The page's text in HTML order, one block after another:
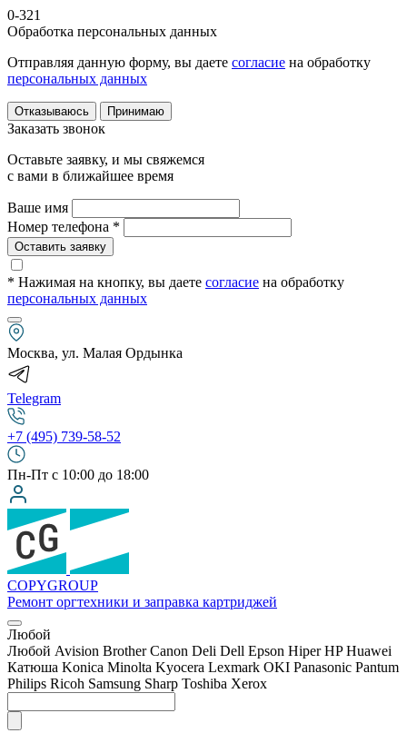
0-321
Обработка персональных данных
Отправляя данную форму, вы даете согласие на обработку
персональных данных
Отказываюсь Принимаю
Заказать звонок
Оставьте заявку, и мы свяжемся
с вами в ближайшее время
Ваше имя
Номер телефона *
Оставить заявку
* Нажимая на кнопку, вы даете согласие на обработку
персональных данных
Москва, ул. Малая Ордынка
Telegram
+7 (495) 739-58-52
Пн-Пт с 10:00 до 18:00
COPYGROUP
Ремонт оргтехники и заправка картриджей
Любой
Любой Avision Brother Canon Deli Dell Epson Hiper HP Huawei
Катюша Konica Minolta Kyocera Lexmark OKI Panasonic Pantum
Philips Ricoh Samsung Sharp Toshiba Xerox